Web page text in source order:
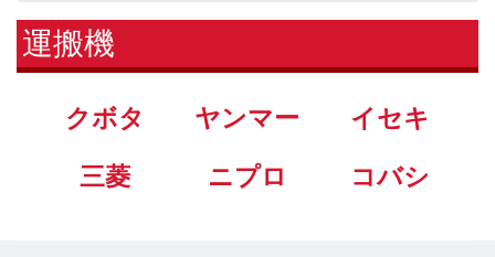
運搬機
クボタ ヤンマー
イセキ
三菱
ニプロ コバシ